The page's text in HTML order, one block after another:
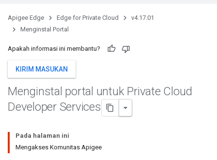
Apigee Edge Edge for Private Cloud
v4.17.01
Menginstal Portal
Apakah informasi ini membantu?
KIRIM MASUKAN
Menginstal portal untuk Private Cloud
Developer Services
Pada halaman ini
Mengakses Komunitas Apigee